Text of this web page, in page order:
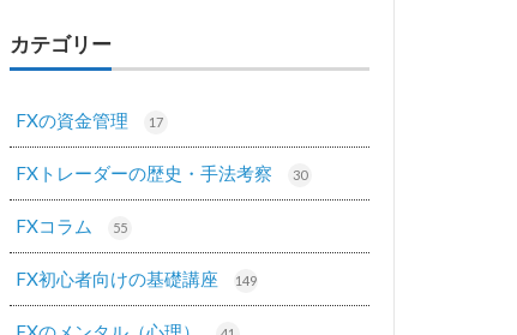
カテゴリー
FXの資金管理 17
FXトレーダーの歴史・手法考察 30
FXコラム 55
FX初心者向けの基礎講座 149